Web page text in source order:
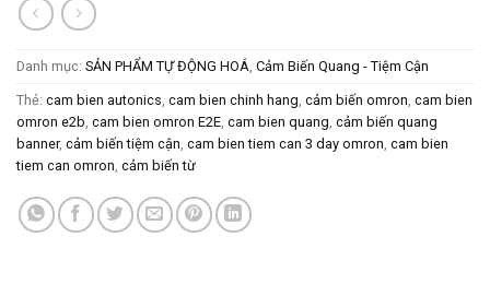
Danh mục: SẢN PHẨM TỰ ĐỘNG HOÁ, Cảm Biến Quang - Tiệm Cận
Thẻ: cam bien autonics, cam bien chinh hang, cảm biến omron, cam bien
omron e2b, cam bien omron E2E, cam bien quang, cảm biến quang
banner, cảm biến tiệm cận, cam bien tiem can 3 day omron, cam bien
tiem can omron, cảm biến từ